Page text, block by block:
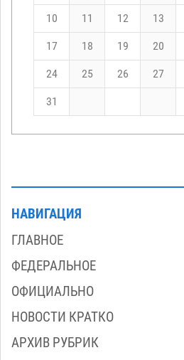
10 11 12 13
17 18 19 20
24 25 26 27
31
НАВИГАЦИЯ
ГЛАВНОЕ
ФЕДЕРАЛЬНОЕ
ОФИЦИАЛЬНО
НОВОСТИ КРАТКО
АРХИВ РУБРИК